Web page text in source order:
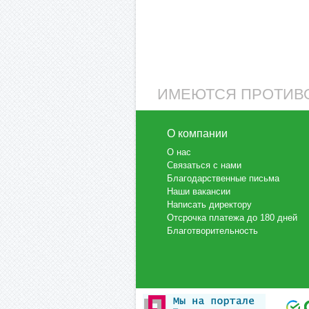
ИМЕЮТСЯ
О компании
О нас
Связаться с нами
Благодарственные письма
Наши вакансии
Написать директору
Отсрочка платежа до 180 дней
Благотворительность